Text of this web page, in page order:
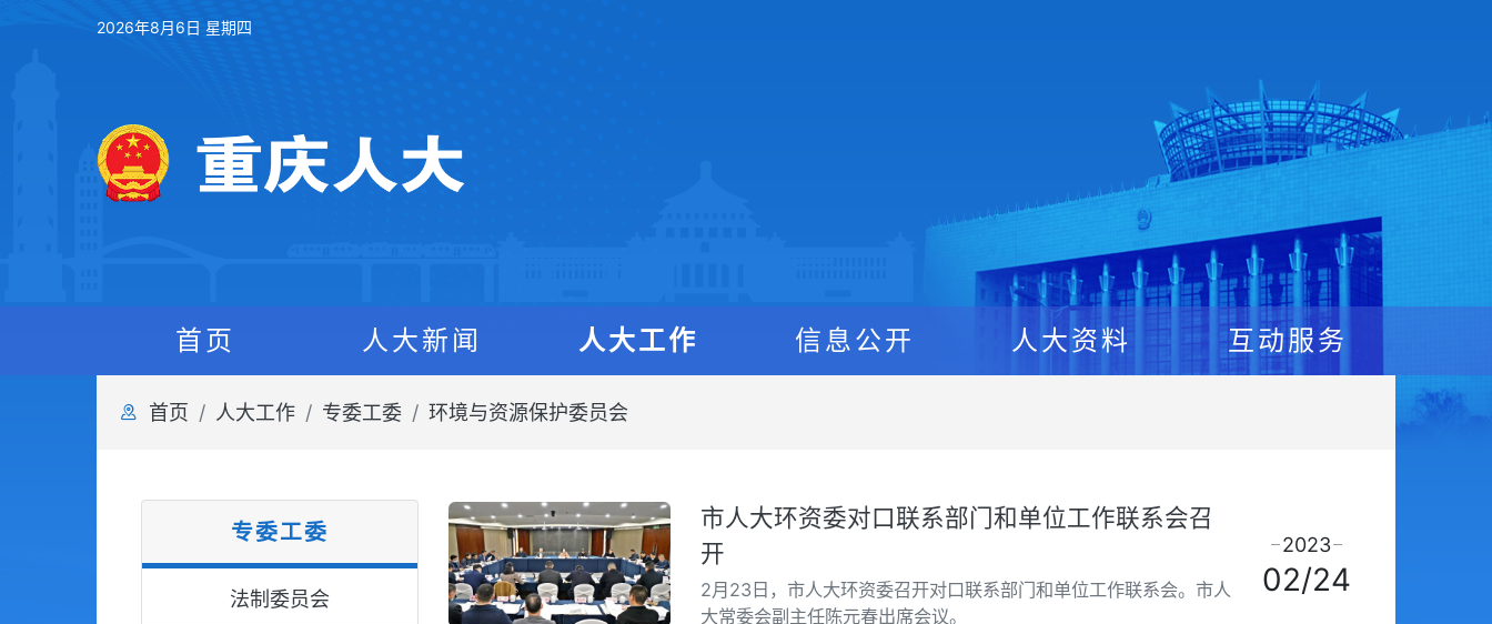
2026年8月6日 星期四
首页 人大新闻 人大工作 信息公开 人大资料 互动服务
首页 人大工作 专委工委 环境与资源保护委员会
专委工委
法制委员会
市人大环资委对口联系部门和单位工作联系会召
开
2月23日，市人大环资委召开对口联系部门和单位工作联系会。市人
大常委会副主任陈元春出席会议。
2023
02/24